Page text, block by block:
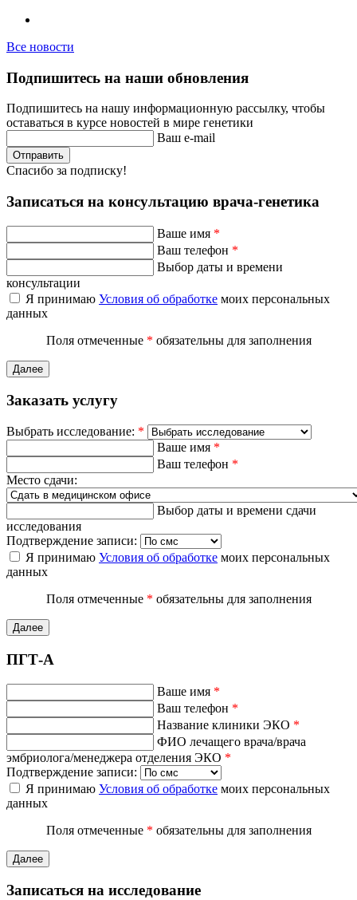
Все новости
Подпишитесь на наши обновления
Подпишитесь на нашу информационную рассылку, чтобы
оставаться в курсе новостей в мире генетики
Ваш e-mail
Отправить
Спасибо за подписку!
Записаться на консультацию врача-генетика
Ваше имя *
Ваш телефон *
Выбор даты и времени
консультации
Я принимаю Условия об обработке моих персональных
данных
Поля отмеченные * обязательны для заполнения
Далее
Заказать услугу
Выбрать исследование: *
Ваше имя *
Ваш телефон *
Место сдачи:
Выбор даты и времени сдачи
исследования
Подтверждение записи:
Я принимаю Условия об обработке моих персональных
данных
Поля отмеченные * обязательны для заполнения
Далее
ПГТ-А
Ваше имя *
Ваш телефон *
Название клиники ЭКО *
ФИО лечащего врача/врача
эмбриолога/менеджера отделения ЭКО *
Подтверждение записи:
Я принимаю Условия об обработке моих персональных
данных
Поля отмеченные * обязательны для заполнения
Далее
Записаться на исследование